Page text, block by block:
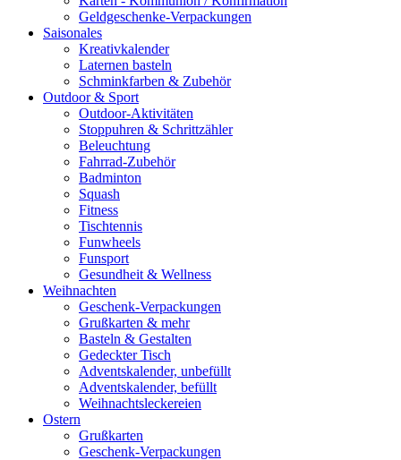
Geldgeschenke-Verpackungen
Saisonales
Kreativkalender
Laternen basteln
Schminkfarben & Zubehör
Outdoor & Sport
Outdoor-Aktivitäten
Stoppuhren & Schrittzähler
Beleuchtung
Fahrrad-Zubehör
Badminton
Squash
Fitness
Tischtennis
Funwheels
Funsport
Gesundheit & Wellness
Weihnachten
Geschenk-Verpackungen
Grußkarten & mehr
Basteln & Gestalten
Gedeckter Tisch
Adventskalender, unbefüllt
Adventskalender, befüllt
Weihnachtsleckereien
Ostern
Grußkarten
Geschenk-Verpackungen